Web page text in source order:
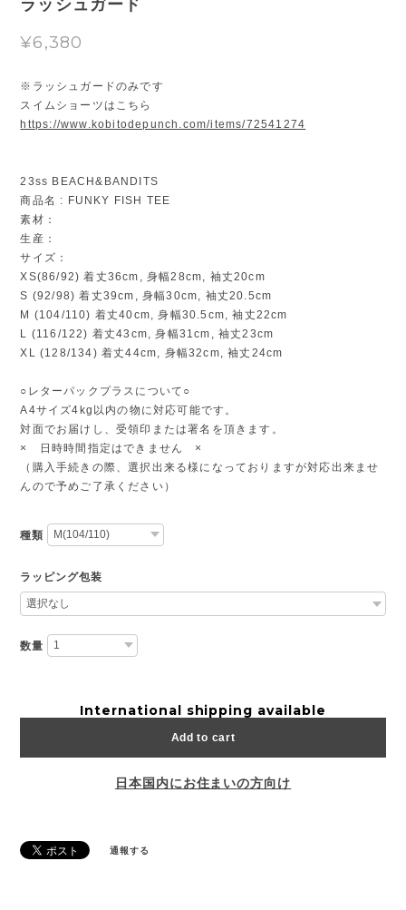
ラッシュガード
¥6,380
※ラッシュガードのみです
スイムショーツはこちら
https://www.kobitodepunch.com/items/72541274
23ss BEACH&BANDITS
商品名 : FUNKY FISH TEE
素材：
生産：
サイズ：
XS(86/92) 着丈36cm, 身幅28cm, 袖丈20cm
S (92/98) 着丈39cm, 身幅30cm, 袖丈20.5cm
M (104/110) 着丈40cm, 身幅30.5cm, 袖丈22cm
L (116/122) 着丈43cm, 身幅31cm, 袖丈23cm
XL (128/134) 着丈44cm, 身幅32cm, 袖丈24cm
○レターパックプラスについて○
A4サイズ4kg以内の物に対応可能です。
対面でお届けし、受領印または署名を頂きます。
× 日時時間指定はできません ×
（購入手続きの際、選択出来る様になっておりますが対応出来ませ
んので予めご了承ください）
種類
ラッピング包装
数量
International shipping available
Add to cart
日本国内にお住まいの方向け
通報する